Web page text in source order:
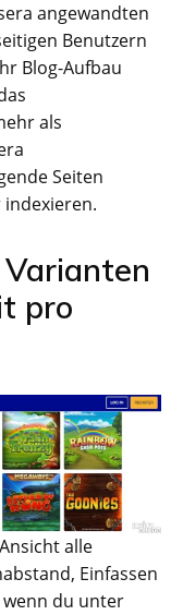
angewandten
Benutzern
Blog-Aufbau
als
Seiten
pro
alle
Einfassen
wenn du unter